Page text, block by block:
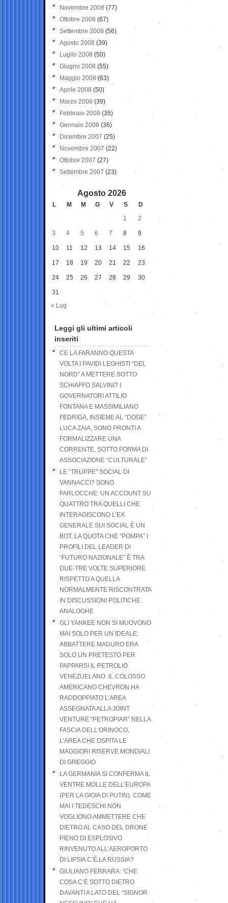
Novembre 2008 (77)
Ottobre 2008 (67)
Settembre 2008 (56)
Agosto 2008 (39)
Luglio 2008 (50)
Giugno 2008 (55)
Maggio 2008(63)
Aprile 2008 (50)
Marzo 2008 (39)
Febbraio 2008 (35)
Gennaio 2008 (36)
Dicembre 2007 (25)
Novembre 2007 (22)
Ottobre 2007 (27)
Settembre 2007 (23)
Agosto 2026
L M M G V S
D
1
2
3 4 5 6 7 8 9
10 11 12 13 14 15 16
17 18 19 20 21 22 23
24 25 26 27 28 29 30
31
« Lug
Leggi gli ultimi articoli
inseriti
CE LA FARANNO QUESTA
VOLTA I PAVIDI LEGHISTI “DEL
NORD” A METTERE SOTTO
SCHIAFFO SALVINI? I
GOVERNATORI ATTILIO
FONTANA E MASSIMILIANO
FEDRIGA, INSIEME AL “DOGE”
LUCA ZAIA, SONO PRONTI A
FORMALIZZARE UNA
CORRENTE, SOTTO FORMA DI
ASSOCIAZIONE “CULTURALE”
LE “TRUPPE” SOCIAL DI
VANNACCI? SONO
FARLOCCHE: UN ACCOUNT SU
QUATTRO TRA QUELLI CHE
INTERAGISCONO L’EX
GENERALE SUI SOCIAL È UN
BOT. LA QUOTA CHE “POMPA” I
PROFILI DEL LEADER DI
“FUTURO NAZIONALE” È TRA
DUE-TRE VOLTE SUPERIORE
RISPETTO A QUELLA
NORMALMENTE RISCONTRATA
IN DISCUSSIONI POLITICHE
ANALOGHE
GLI YANKEE NON SI MUOVONO
MAI SOLO PER UN IDEALE:
ABBATTERE MADURO ERA
SOLO UN PRETESTO PER
PAPPARSI IL PETROLIO
VENEZUELANO .IL COLOSSO
AMERICANO CHEVRON HA
RADDOPPIATO L’AREA
ASSEGNATA ALLA JOINT
VENTURE “PETROPIAR” NELLA
FASCIA DELL’ORINOCO,
L’AREA CHE OSPITA LE
MAGGIORI RISERVE MONDIALI
DI GREGGIO
LA GERMANIA SI CONFERMA IL
VENTRE MOLLE DELL’EUROPA
(PER LA GIOIA DI PUTIN). COME
MAI I TEDESCHI NON
VOGLIONO AMMETTERE CHE
DIETRO AL CASO DEL DRONE
PIENO DI ESPLOSIVO
RINVENUTO ALL’AEROPORTO
DI LIPSIA C’È LA RUSSIA?
GIULIANO FERRARA: ’CHE
COSA C’È SOTTO DIETRO
DAVANTI A LATO DEL “SIGNOR